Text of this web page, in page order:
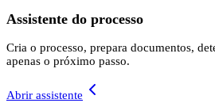
Assistente do processo
Cria o processo, prepara documentos,
apenas o próximo passo.
Abrir assistente